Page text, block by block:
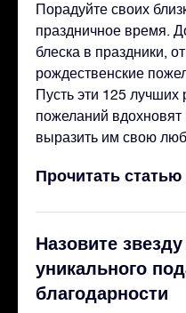
Порадуйте своих
праздничное время.
блеска в праздники,
рождественские
Пусть эти 125 лучших
пожеланий вдохновят
выразить им свою
Прочитать
Назовите
уникального
благодарности